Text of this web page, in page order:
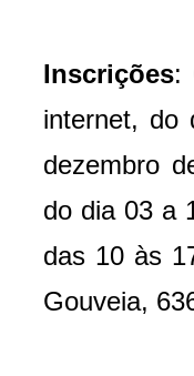
Inscrições:
internet, do
dezembro
do dia 03 a
das 10 às
Gouveia,